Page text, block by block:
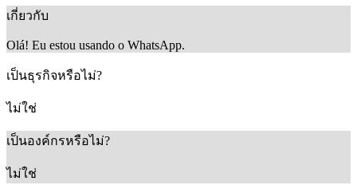
เกี่ยวกับ
Olá! Eu estou usando o WhatsApp.
เป็นธุรกิจหรือไม่?
ไม่ใช่
เป็นองค์กรหรือไม่?
ไม่ใช่